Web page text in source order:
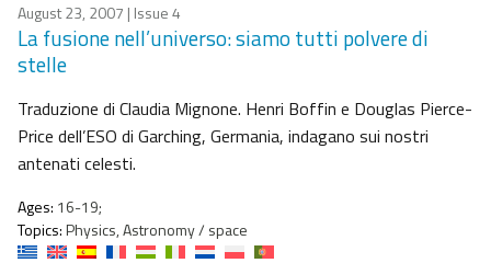
August 23, 2007 | Issue 4
La fusione nell’universo: siamo tutti polvere di
stelle
Traduzione di Claudia Mignone. Henri Boffin e Douglas Pierce-
Price dell’ESO di Garching, Germania, indagano sui nostri
antenati celesti.
Ages: 16-19;
Topics:Physics, Astronomy / space